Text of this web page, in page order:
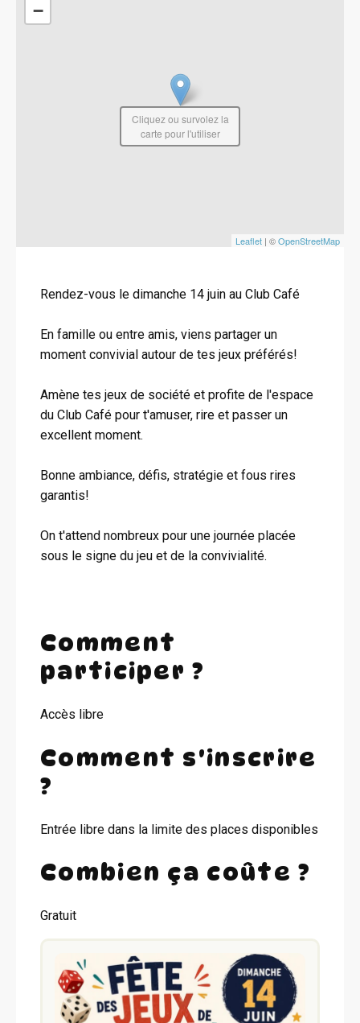
−
Leaflet | ©OpenStreetMap
Cliquez ou survolez la
carte pour l'utiliser
Rendez-vous le dimanche 14 juin au Club Café
En famille ou entre amis, viens partager un
moment convivial autour de tes jeux préférés!
Amène tes jeux de société et profite de l'espace
du Club Café pour t'amuser, rire et passer un
excellent moment.
Bonne ambiance, défis, stratégie et fous rires
garantis!
On t'attend nombreux pour une journée placée
sous le signe du jeu et de la convivialité.
Comment
participer ?
Accès libre
Comment s'inscrire
?
Entrée libre dans la limite des places disponibles
Combien ça coûte ?
Gratuit